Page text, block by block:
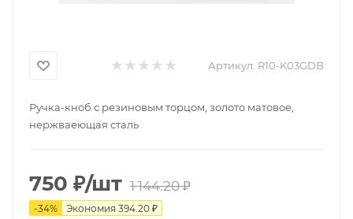
Артикул: R10-K03GDB
Ручка-кноб с резиновым торцом, золото матовое,
нержваеющая сталь
750 ₽/шт 1 144.20₽
-34% Экономия 394.20 ₽